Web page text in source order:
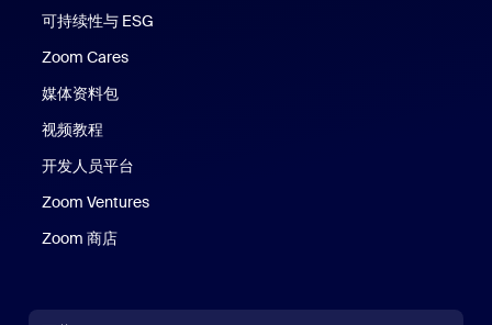
可持续性与 ESG
Zoom Cares
媒体资料包
视频教程
开发人员平台
Zoom Ventures
Zoom 商店